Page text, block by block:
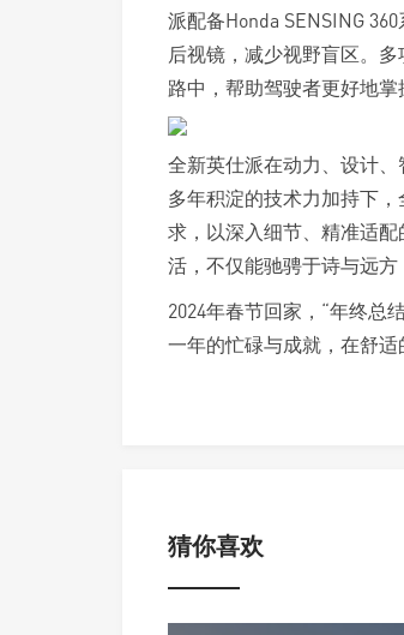
派配备Honda SENSING
后视镜，减少视野盲区。
路中，帮助驾驶者更好地掌
全新英仕派在动力、设计
多年积淀的技术力加持下
求，以深入细节、精准适
活，不仅能驰骋于诗与远方
2024年春节回家，“年终总
一年的忙碌与成就，在舒适
猜你喜欢